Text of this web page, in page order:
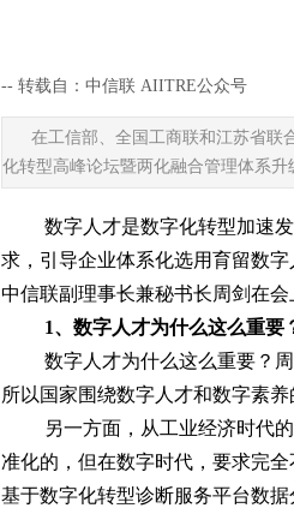
-- 转载自：中信联 AIITRE公众号
在工信部、全国工商联和江苏省联
化转型高峰论坛暨两化融合管理体系
数字人才是数字化转型加速
求，引导企业体系化选用育留数
中信联副理事长兼秘书长周剑在
1、数字人才为什么这么重要
数字人才为什么这么重要？
所以国家围绕数字人才和数字素养
另一方面，从工业经济时代
准化的，但在数字时代，要求完全
基于数字化转型诊断服务平台数